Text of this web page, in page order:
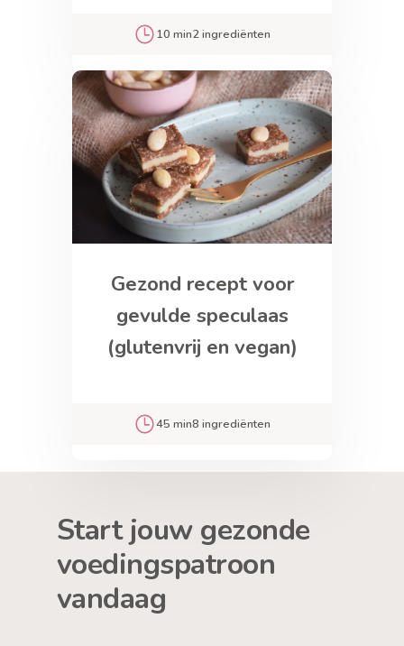
10 min2 ingrediënten
Gezond recept voor
gevulde speculaas
(glutenvrij en vegan)
45 min8 ingrediënten
Start jouw gezonde
voedingspatroon
vandaag